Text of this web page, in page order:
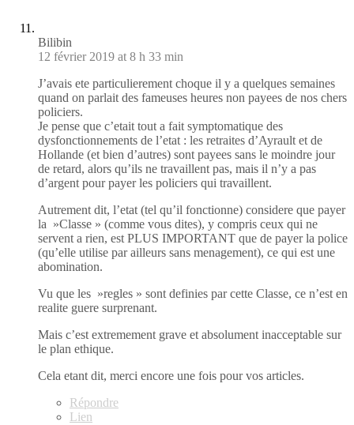
Bilibin
12 février 2019 at 8 h 33 min
J’avais ete particulierement choque il y a quelques semaines
quand on parlait des fameuses heures non payees de nos chers
policiers.
Je pense que c’etait tout a fait symptomatique des
dysfonctionnements de l’etat : les retraites d’Ayrault et de
Hollande (et bien d’autres) sont payees sans le moindre jour
de retard, alors qu’ils ne travaillent pas, mais il n’y a pas
d’argent pour payer les policiers qui travaillent.
Autrement dit, l’etat (tel qu’il fonctionne) considere que payer
la »Classe » (comme vous dites), y compris ceux qui ne
servent a rien, est PLUS IMPORTANT que de payer la police
(qu’elle utilise par ailleurs sans menagement), ce qui est une
abomination.
Vu que les »regles » sont definies par cette Classe, ce n’est en
realite guere surprenant.
Mais c’est extremement grave et absolument inacceptable sur
le plan ethique.
Cela etant dit, merci encore une fois pour vos articles.
Répondre
Lien